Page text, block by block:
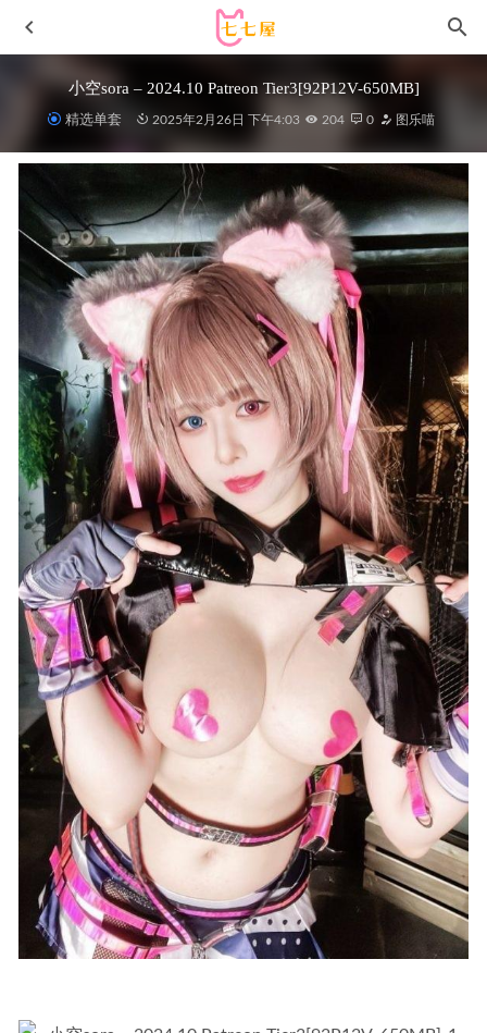
小空sora – 2024.10 Patreon Tier3[92P12V-650MB]
精选单套 2025年2月26日 下午4:03 204 0 图乐喵
[Xiuren秀人网]2022.10.26 NO.5758 小乔乔乔[72+1P／
476MB] 2023-03-05
樱晚gigi – NO.84 欲盖弥彰 [20P-208MB] 2023-01-06
[ROSI写真]2021.10.30 NO.3617[124+1P／183MB]
2023-01-
07
[Xiuren秀人网]2025.07.17 NO.10558 陆萱萱[80+1P/649MB]
2026-02-11
韩国@PIA – 写真图片合集【持续更新中】 2022-05-06